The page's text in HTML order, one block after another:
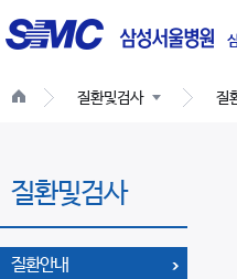
글
로
네
이
션
질환및검사 질
질환및검사
질환안내